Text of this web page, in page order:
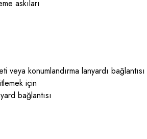
askıları
veya konumlandırma lanyardı bağlantısı
için
bağlantısı